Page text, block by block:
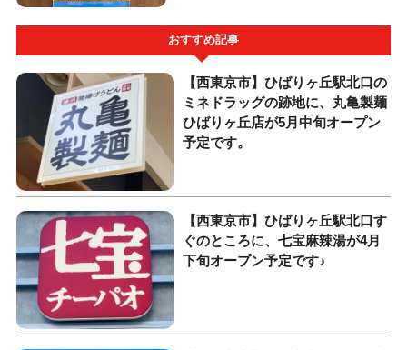
おすすめ記事
【西東京市】ひばりヶ丘駅北口の
ミネドラッグの跡地に、丸亀製麺
ひばりヶ丘店が5月中旬オープン
予定です。
【西東京市】ひばりヶ丘駅北口す
ぐのところに、七宝麻辣湯が4月
下旬オープン予定です♪